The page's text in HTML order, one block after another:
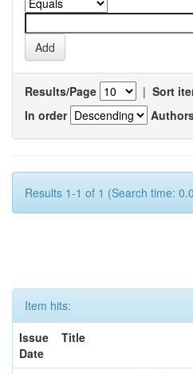
Results/Page | Sort
In order
Results 1-1 of 1 (Search time:
Item hits:
Issue
Date
Title